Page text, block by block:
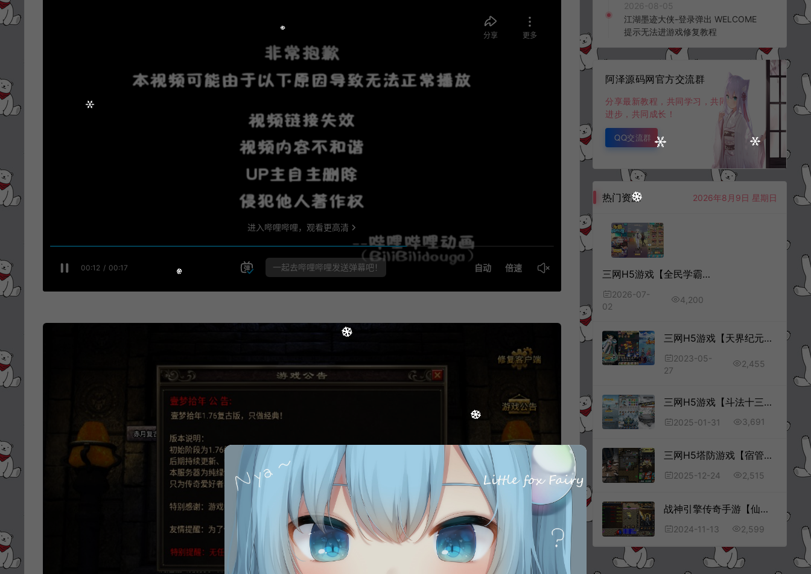
频教程
2026-08-05
江湖墨迹大侠-登录弹出 WELCOME
提示无法进游戏修复教程
阿泽源码网官方交流群
分享最新教程，共同学习，共同
进步，共同成长！
QQ交流群
热门资源 2026年8月9日 星期日
三网H5游戏【全民学霸H5平台币内购版】6月最新整理Win一键服务端+管理后台+CDK授权后台+简易安卓客户端+详细搭建教程+视频教程
2026-07-
02
4,200
三网H5游戏【天界纪元H5】5月最新整理Win一键服务端+多区+GM授权后台+详细搭建教程
2023-05-
27
2,455
三网H5游戏【斗法十三道H5优化版】1月最新整理Linux手工服务端+管理后台+原生安卓客户端+详细搭建教程+视频教程
2025-01-31 3,691
三网H5塔防游戏【宿管来了H5】12月最新整理Linux手工服务端+Win一键服务端+解压即玩+简易安卓客户端+详细搭建教程
2025-12-24 2,515
战神引擎传奇手游【仙缘复古·卧虎藏龙月卡版免授权[白猪3]】10月最新整理Win一键服务端+GM授权后台+安卓苹果双端+详细搭建教程+视频教程
2024-11-13 2,599